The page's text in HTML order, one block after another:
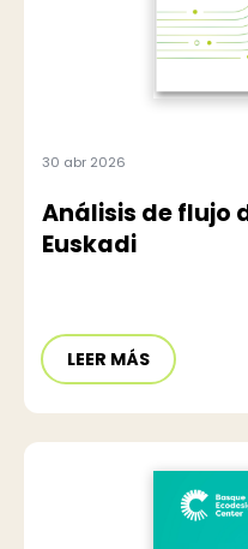
30 abr 2026
Análisis de flujo
Euskadi
LEER MÁS